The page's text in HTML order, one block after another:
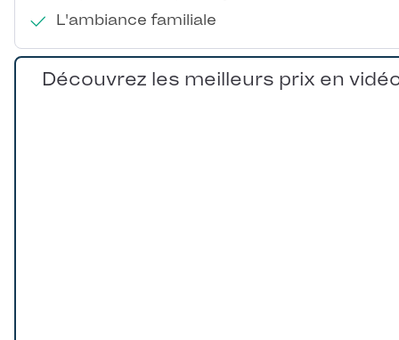
L'ambiance familiale
Découvrez les meilleurs prix en